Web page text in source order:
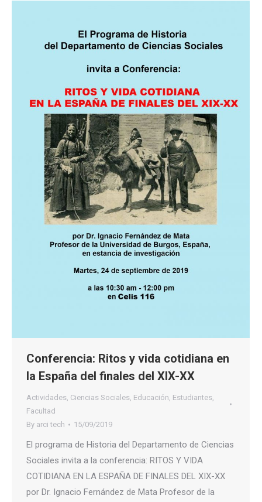
Conferencia: Ritos y vida cotidiana en
la España del finales del XIX-XX
Actividades, Ciencias Sociales, Educación, Estudiantes,
Facultad
By arci tech 15/09/2019
El programa de Historia del Departamento de Ciencias
Sociales invita a la conferencia: RITOS Y VIDA
COTIDIANA EN LA ESPAÑA DE FINALES DEL XIX-XX
por Dr. Ignacio Fernández de Mata Profesor de la